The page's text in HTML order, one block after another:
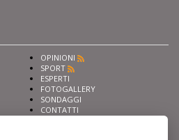
OPINIONI
SPORT
ESPERTI
FOTOGALLERY
SONDAGGI
CONTATTI